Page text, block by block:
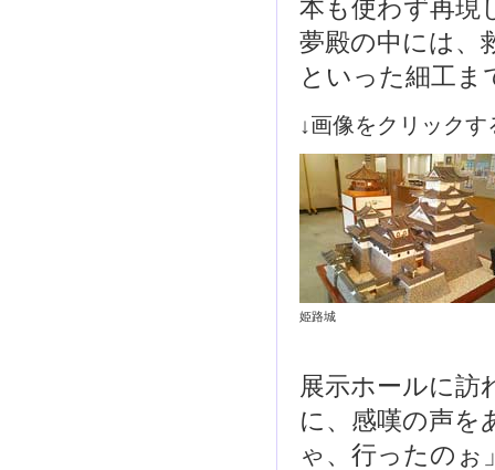
本も使わず再現
夢殿の中には、
といった細工ま
↓画像をクリック
姫路城
展示ホールに訪
に、感嘆の声を
ゃ、行ったのぉ